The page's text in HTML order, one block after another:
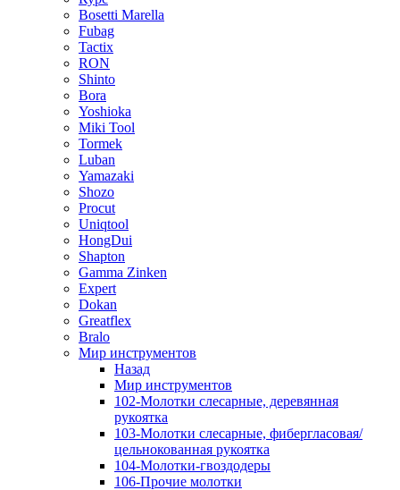
Bosetti Marella
Fubag
Tactix
RON
Shinto
Bora
Yoshioka
Miki Tool
Tormek
Luban
Yamazaki
Shozo
Procut
Uniqtool
HongDui
Shapton
Gamma Zinken
Expert
Dokan
Greatflex
Bralo
Мир инструментов
Назад
Мир инструментов
102-Молотки слесарные, деревянная
рукоятка
103-Молотки слесарные, фибергласовая/
цельнокованная рукоятка
104-Молотки-гвоздодеры
106-Прочие молотки